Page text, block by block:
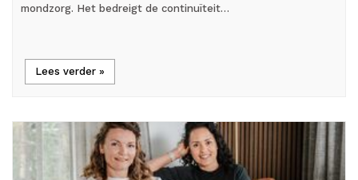
mondzorg. Het bedreigt de continuïteit…
Lees verder »